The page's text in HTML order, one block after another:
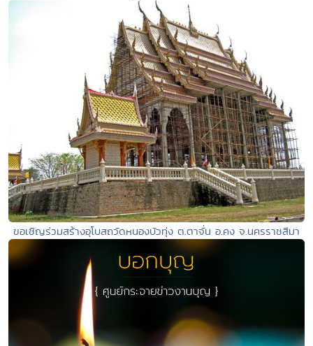
ขอเชิญร่วมสร้างอุโบสถวัดหนองบัวทุ่ง ต.ตาจั่น อ.คง จ.นครราชสีมา